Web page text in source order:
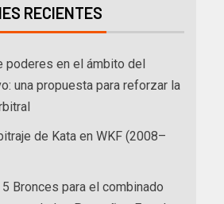
RECIENTES
poderes en el ámbito del
una propuesta para reforzar la
de Kata en WKF (2008–
Bronces para el combinado